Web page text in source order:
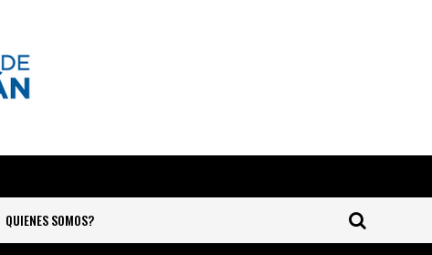
QUIENES SOMOS?